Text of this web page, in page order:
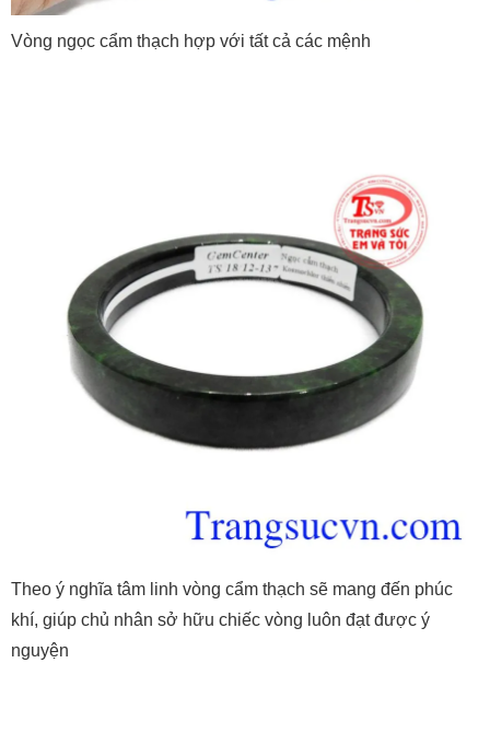
Vòng ngọc cẩm thạch hợp với tất cả các mệnh
Theo ý nghĩa tâm linh vòng cẩm thạch sẽ mang đến phúc
khí, giúp chủ nhân sở hữu chiếc vòng luôn đạt được ý
nguyện